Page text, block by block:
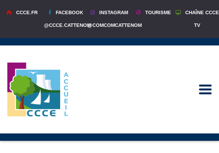
CCCE.FR FACEBOOK
@CCCE.CATTENOM
INSTAGRAM
@COMCOMCATTENOM
TOURISME CHAÎNE CCCE
TV